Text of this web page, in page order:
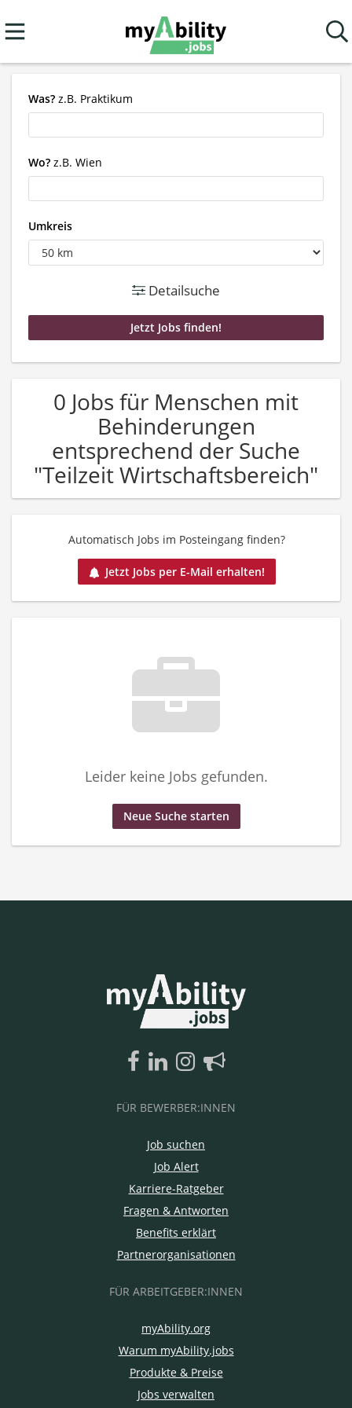
Was? z.B. Praktikum
Wo? z.B. Wien
Umkreis
Detailsuche
0 Jobs für Menschen mit
Behinderungen
entsprechend der Suche
"Teilzeit Wirtschaftsbereich"
Automatisch Jobs im Posteingang finden?
Jetzt Jobs per E-Mail erhalten!
Leider keine Jobs gefunden.
Neue Suche starten
FÜR BEWERBER:INNEN
Job suchen
Job Alert
Karriere-Ratgeber
Fragen & Antworten
Benefits erklärt
Partnerorganisationen
FÜR ARBEITGEBER:INNEN
myAbility.org
Warum myAbility.jobs
Produkte & Preise
Jobs verwalten